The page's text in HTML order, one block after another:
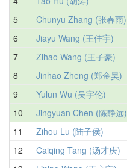
5 Chunyu Zhang (张春雨)
6 Jiayu Wang (王佳宇)
7 Zihao Wang (王子豪)
8 Jinhao Zheng (郑金昊)
9 Yulun Wu (吴宇伦)
10 Jingyuan Chen (陈静远)
11 Zihou Lu (陆子侯)
12 Caiqing Tang (汤才庆)